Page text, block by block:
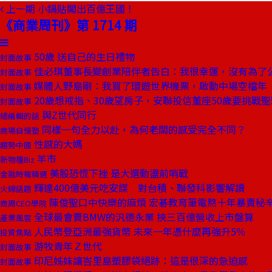
上一期 小鍋貼闖出百億王國！
《商業周刊》第 1714 期
封面故事 50歲 送自己的生日禮物
封面故事 佳必琪董事長變創業陪伴者告白：我很幸運，沒有為了
封面故事 媒體人野島剛：我買了環遊世界機票，啟動中場空檔年
封面故事 20歲想戒指、30歲望房子，安聯投信董座50歲要挑戰
總編輯的話 與Z世代同行
商場自慢塾 同樣一句全力以赴，為何老闆的感受完全不同？
趨勢中國 性感的大媽
新物種Biz 羊市
金融時報精選 美股恐慌下挫 是大選動盪前哨戰
火線話題 輝達400億美元吃安謀 對台積、聯發科影響解讀
商周CEO學院 陳俊聖口中快樂的麻煩 宏碁教育筆電熬十年暴賣秘
產業風雲 全球最會賣BMW的汎德永業 挾三百億營收上市盤算
投資焦點 人民幣登亞洲最強貨幣 未來一年憑什麼再強升5％
封面故事 游牧青年Ｚ世代
封面故事 印尼姊妹讓峇里島塑膠袋絕跡：這是很深的急迫感